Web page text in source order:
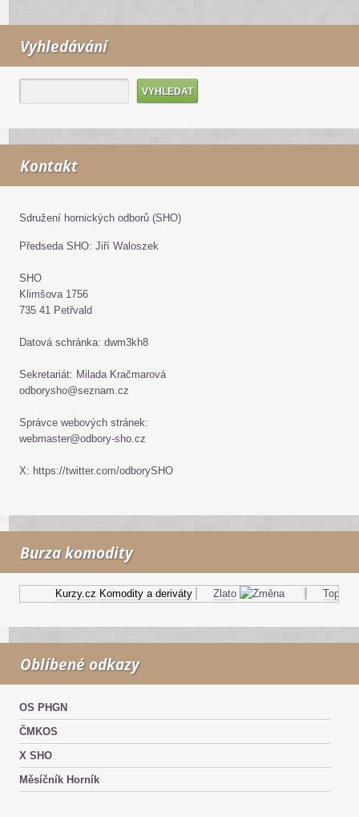
Vyhledávání
Kontakt
Sdružení hornických odborů (SHO)
Předseda SHO: Jiří Waloszek
SHO
Klimšova 1756
735 41 Petřvald
Datová schránka: dwm3kh8
Sekretariát: Milada Kračmarová
odborysho@seznam.cz
Správce webových stránek:
webmaster@odbory-sho.cz
X: https://twitter.com/odborySHO
Burza komodity
Kurzy.cz Komodity a deriváty Zlato Topný
Oblíbené odkazy
OS PHGN
ČMKOS
X SHO
Měsíčník Horník